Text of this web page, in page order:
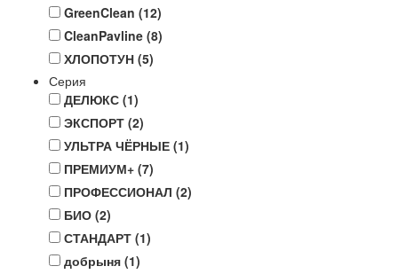
GreenClean (12)
CleanPavline (8)
ХЛОПОТУН (5)
Серия
ДЕЛЮКС (1)
ЭКСПОРТ (2)
УЛЬТРА ЧЁРНЫЕ (1)
ПРЕМИУМ+ (7)
ПРОФЕССИОНАЛ (2)
БИО (2)
СТАНДАРТ (1)
добрыня (1)